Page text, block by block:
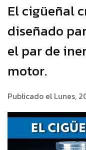
El cigüeñal
diseñado
el par de
motor.
Publicado el Lunes,